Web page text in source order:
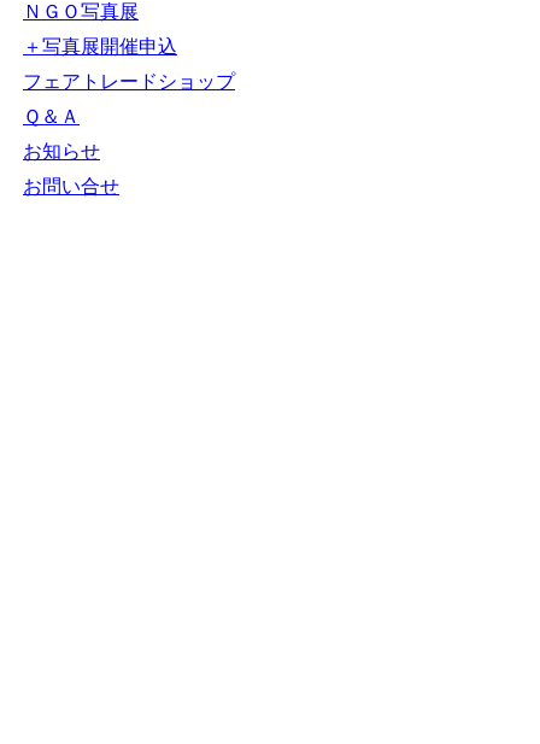
ＮＧＯ写真展
＋写真展開催申込
フェアトレードショップ
Ｑ＆Ａ
お知らせ
お問い合せ